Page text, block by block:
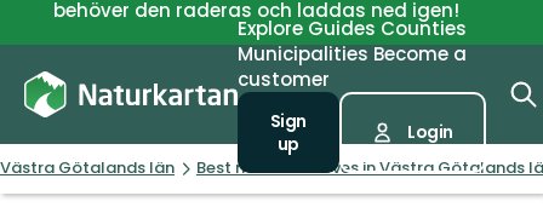
behöver den raderas och laddas ned igen!
Explore Guides Counties
Municipalities Become a
customer
Sign
up
Login
Västra Götalands län Best nature reserves in Västra Götalands